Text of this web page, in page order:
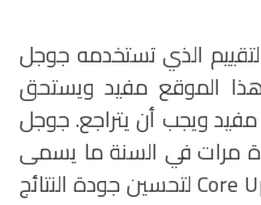
الذي تستخدمه جوجل
الموقع مفيد ويستحق
مفيد ويجب أن يتراجع. جوجل
مرات في السنة ما يسمى
Coreلتحسين جودة النتائج